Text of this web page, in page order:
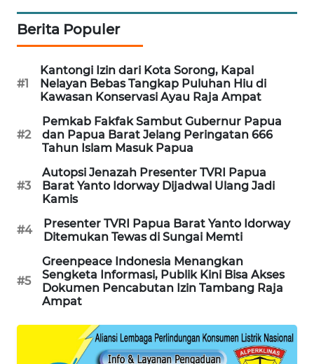
Berita Populer
#1
Kantongi Izin dari Kota Sorong, Kapal
Nelayan Bebas Tangkap Puluhan Hiu di
Kawasan Konservasi Ayau Raja Ampat
#2
Pemkab Fakfak Sambut Gubernur Papua
dan Papua Barat Jelang Peringatan 666
Tahun Islam Masuk Papua
#3
Autopsi Jenazah Presenter TVRI Papua
Barat Yanto Idorway Dijadwal Ulang Jadi
Kamis
#4
Presenter TVRI Papua Barat Yanto Idorway
Ditemukan Tewas di Sungai Memti
#5
Greenpeace Indonesia Menangkan
Sengketa Informasi, Publik Kini Bisa Akses
Dokumen Pencabutan Izin Tambang Raja
Ampat
NEWS
NEWS
NEWS
NEWS
SIANTAR
NEWS
METRO
MEDAN
NEWS